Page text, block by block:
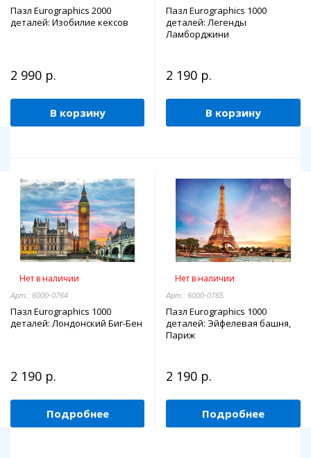
Пазл Eurographics 2000
деталей: Изобилие кексов
2 990 р.
В корзину
Пазл Eurographics 1000
деталей: Легенды
Ламборджини
2 190 р.
В корзину
Нет в наличии
Арт.: 6000-0764
Пазл Eurographics 1000
деталей: Лондонский Биг-Бен
2 190 р.
Подробнее
Нет в наличии
Арт.: 6000-0765
Пазл Eurographics 1000
деталей: Эйфелевая башня,
Париж
2 190 р.
Подробнее